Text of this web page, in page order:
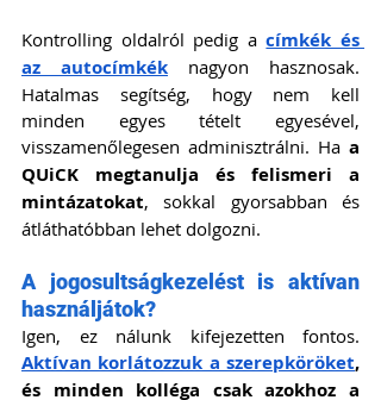
Kontrolling oldalról pedig a címkék és
az autocímkék nagyon hasznosak.
Hatalmas segítség, hogy nem kell
minden egyes tételt egyesével,
visszamenőlegesen adminisztrálni. Ha a
QUiCK megtanulja és felismeri a
mintázatokat, sokkal gyorsabban és
átláthatóbban lehet dolgozni.
A jogosultságkezelést is aktívan
használjátok?
Aktívan korlátozzuk a szerepköröket,
és minden kolléga csak azokhoz a